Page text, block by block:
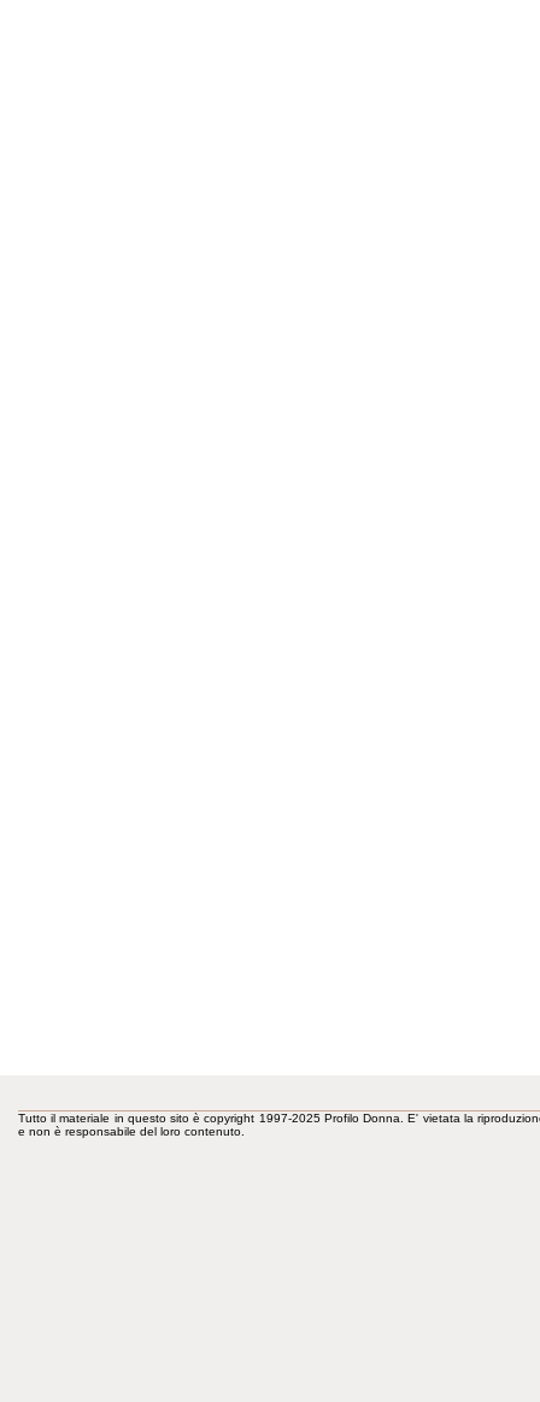
Tutto il materiale in questo sito è copyright 1997-2025 Profilo Donna. E' vietata la
e non è responsabile del loro contenuto.